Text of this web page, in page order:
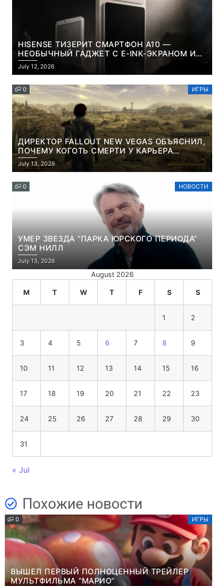
HISENSE ТИЗЕРИТ СМАРТФОН A10 —
НЕОБЫЧНЫЙ ГАДЖЕТ С E-INK-ЭКРАНОМ И
СЪЕМНОЙ LCD-ПАНЕЛЬЮ ДЛЯ ЦВЕТНОГО
КОНТЕНТА И СОЦСЕТЕЙ
July 12, 2026
0 ИГРЫ
ДИРЕКТОР FALLOUT NEW VEGAS ОБЪЯСНИЛ,
ПОЧЕМУ КОГОТЬ СМЕРТИ У КАРЬЕРА
НАМЕРЕННО СНОСИТ ВАМ ГОЛОВУ
July 13, 2026
0 НОВОСТИ
УМЕР ЗВЕЗДА “ПАРКА ЮРСКОГО ПЕРИОДА”
СЭМ НИЛЛ
July 13, 2026
August 2026
M T W T F S S
1 2
3 4 5 6 7 8 9
10 11 12 13 14 15 16
17 18 19 20 21 22 23
24 25 26 27 28 29 30
31
« Jul
Похожие новости
0 ИГРЫ
ВЫШЕЛ ПЕРВЫЙ ПОЛНОЦЕННЫЙ ТРЕЙЛЕР
МУЛЬТФИЛЬМА “МАРИО”